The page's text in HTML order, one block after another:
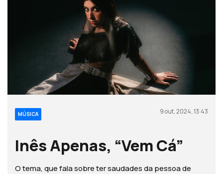
MÚSICA 9 out, 2024, 13:43
Inês Apenas, “Vem Cá”
O tema, que fala sobre ter saudades da pessoa de